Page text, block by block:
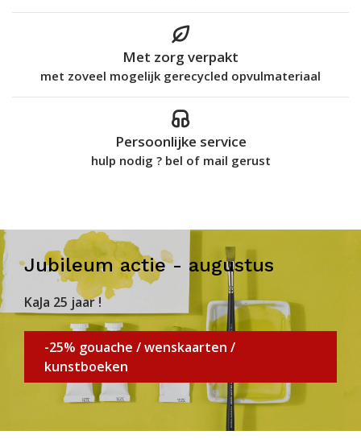
Met zorg verpakt
met zoveel mogelijk gerecycled opvulmateriaal
Persoonlijke service
hulp nodig ? bel of mail gerust
Jubileum actie - augustus
KaJa 25 jaar !
-25% gouache / wenskaarten /
kunstboeken